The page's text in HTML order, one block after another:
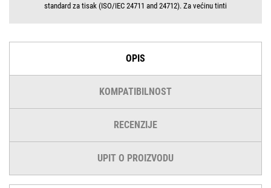
standard za tisak (ISO/IEC 24711 and 24712). Za većinu tinti
OPIS
KOMPATIBILNOST
RECENZIJE
UPIT O PROIZVODU